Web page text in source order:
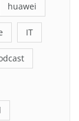
huawei
IT